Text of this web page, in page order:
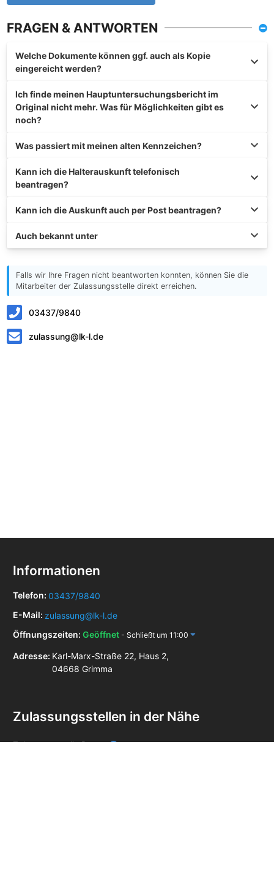
FRAGEN & ANTWORTEN
Welche Dokumente können ggf. auch als Kopie
eingereicht werden?
Ich finde meinen Hauptuntersuchungsbericht im
Original nicht mehr. Was für Möglichkeiten gibt es
noch?
Was passiert mit meinen alten Kennzeichen?
Kann ich die Halterauskunft telefonisch
beantragen?
Kann ich die Auskunft auch per Post beantragen?
Auch bekannt unter
Falls wir Ihre Fragen nicht beantworten konnten, können Sie die
Mitarbeiter der Zulassungsstelle direkt erreichen.
03437/9840
zulassung@lk-l.de
Informationen
Telefon: 03437/9840
E-Mail: zulassung@lk-l.de
Öffnungszeiten: Geöffnet - Schließt um 11:00
Adresse: Karl-Marx-Straße 22, Haus 2,
04668 Grimma
Zulassungsstellen in der Nähe
Zulassungsstelle Borna